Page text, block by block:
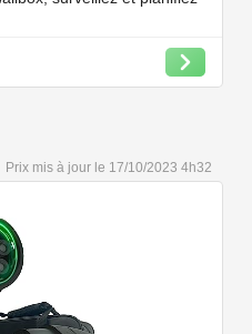
à l'intérieur et à l'extérieur,
réglable jusqu'à 22
de 5 ou 7 mètres de long.
d'énergie Wallbox
de courant, les surprises
de charger votre VE avec
17/10/2023 4h32